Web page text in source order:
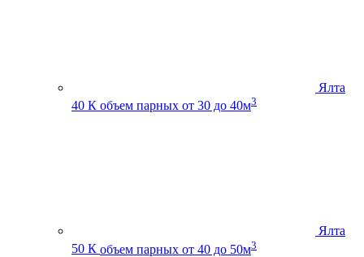
Ялта
40 К объем парных от 30 до 40м3
Ялта
50 К объем парных от 40 до 50м3